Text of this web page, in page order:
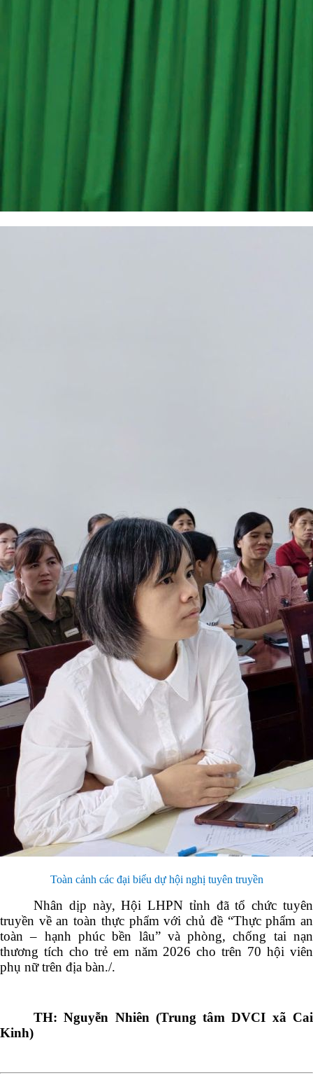
Toàn cảnh các đại biểu dự hội nghị tuyên truyền
Nhân dịp này, Hội LHPN tỉnh đã tổ chức tuyên
truyền về an toàn thực phẩm với chủ đề “Thực phẩm an
toàn – hạnh phúc bền lâu” và phòng, chống tai nạn
thương tích cho trẻ em năm 2026 cho trên 70 hội viên
phụ nữ trên địa bàn./.
TH: Nguyễn Nhiên (Trung tâm DVCI xã Cai
Kinh)